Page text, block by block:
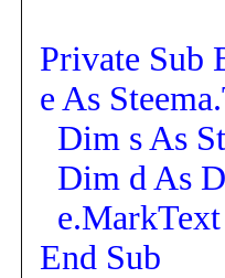
Private Sub
e As
Dim s As
Dim d As
End Sub